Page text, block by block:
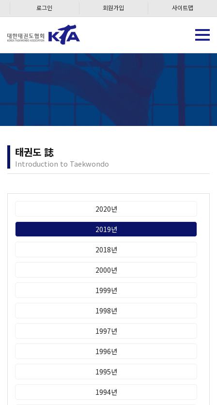
로그인 회원가입 사이트맵
태권도 誌
Introduction to Taekwondo
2020년
2019년
2018년
2000년
1999년
1998년
1997년
1996년
1995년
1994년